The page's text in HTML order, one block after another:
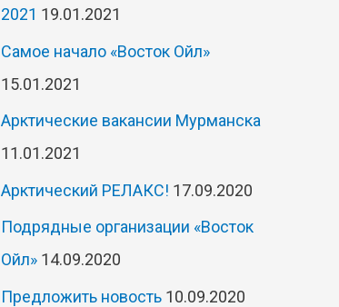
2021 19.01.2021
Самое начало «Восток Ойл»
15.01.2021
Арктические вакансии Мурманска
11.01.2021
Арктический РЕЛАКС! 17.09.2020
Подрядные организации «Восток
Ойл» 14.09.2020
Предложить новость 10.09.2020